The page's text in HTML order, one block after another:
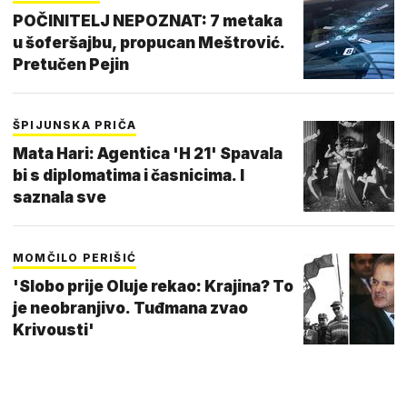
POČINITELJ NEPOZNAT: 7 metaka
u šoferšajbu, propucan Meštrović.
Pretučen Pejin
ŠPIJUNSKA PRIČA
Mata Hari: Agentica 'H 21' Spavala
bi s diplomatima i časnicima. I
saznala sve
MOMČILO PERIŠIĆ
'Slobo prije Oluje rekao: Krajina? To
je neobranjivo. Tuđmana zvao
Krivousti'